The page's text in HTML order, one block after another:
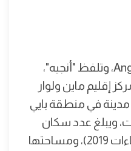
مدينة فرنسية وتكتب Angers، وتلفظ "أنجيه"،
إقليم ماين ولوار
مدينة في منطقة بايي
ويبلغ عدد سكان
أنجيه 155,850 نسمة (إحصاءات 2019)، ومساحتها